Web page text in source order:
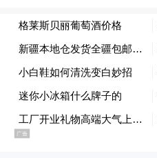
（中红普林生殖医学科技有限公
下饮用产品所添加的可实用
中国乳胶手套行业权
标准委员会委员李竟
工艺水性聚氨酯和聚